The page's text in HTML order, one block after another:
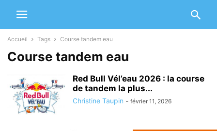
Accueil Tags Course tandem eau
Course tandem eau
Red Bull Vél’eau 2026 : la course
de tandem la plus...
Christine Taupin - février 11, 2026